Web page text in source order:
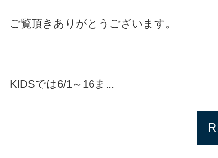
ご覧頂きありがとうございます。
KIDSでは6/1～16ま...